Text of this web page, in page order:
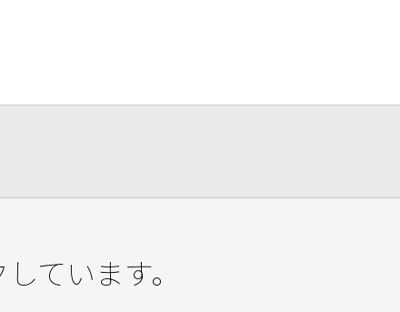
ています。